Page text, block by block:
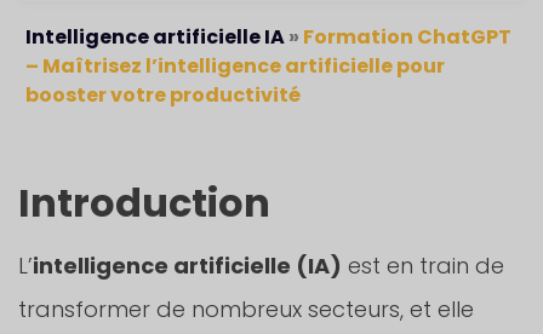
Intelligence artificielle IA» Formation ChatGPT
– Maîtrisez l’intelligence artificielle pour
booster votre productivité
Introduction
L’intelligence artificielle (IA) est en train de
transformer de nombreux secteurs, et elle